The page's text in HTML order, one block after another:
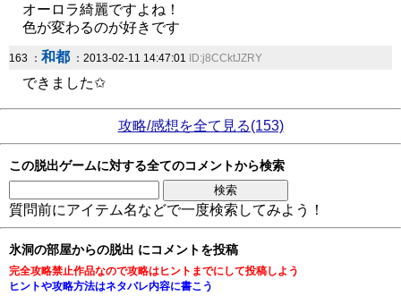
オーロラ綺麗ですよね！
色が変わるのが好きです
163 ： 和都 ：2013-02-11 14:47:01 ID:j8CCktJZRY
できました✩
攻略/感想を全て見る(153)
この脱出ゲームに対する全てのコメントから検索
質問前にアイテム名などで一度検索してみよう！
氷洞の部屋からの脱出 にコメントを投稿
完全攻略禁止作品なので攻略はヒントまでにして投稿しよう
ヒントや攻略方法はネタバレ内容に書こう